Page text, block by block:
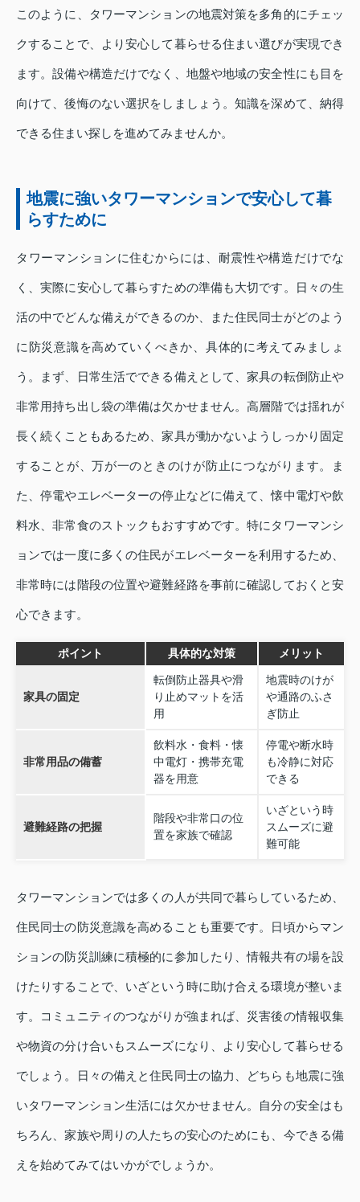
このように、タワーマンションの地震対策を多角的にチェッ
クすることで、より安心して暮らせる住まい選びが実現でき
ます。設備や構造だけでなく、地盤や地域の安全性にも目を
向けて、後悔のない選択をしましょう。知識を深めて、納得
できる住まい探しを進めてみませんか。
地震に強いタワーマンションで安心して暮
らすために
タワーマンションに住むからには、耐震性や構造だけでな
く、実際に安心して暮らすための準備も大切です。日々の生
活の中でどんな備えができるのか、また住民同士がどのよう
に防災意識を高めていくべきか、具体的に考えてみましょ
う。まず、日常生活でできる備えとして、家具の転倒防止や
非常用持ち出し袋の準備は欠かせません。高層階では揺れが
長く続くこともあるため、家具が動かないようしっかり固定
することが、万が一のときのけが防止につながります。ま
た、停電やエレベーターの停止などに備えて、懐中電灯や飲
料水、非常食のストックもおすすめです。特にタワーマンシ
ョンでは一度に多くの住民がエレベーターを利用するため、
非常時には階段の位置や避難経路を事前に確認しておくと安
心できます。
ポイント 具体的な対策 メリット
家具の固定
転倒防止器具や滑
り止めマットを活
用
地震時のけが
や通路のふさ
ぎ防止
非常用品の備蓄
飲料水・食料・懐
中電灯・携帯充電
器を用意
停電や断水時
も冷静に対応
できる
避難経路の把握
階段や非常口の位
置を家族で確認
いざという時
スムーズに避
難可能
タワーマンションでは多くの人が共同で暮らしているため、
住民同士の防災意識を高めることも重要です。日頃からマン
ションの防災訓練に積極的に参加したり、情報共有の場を設
けたりすることで、いざという時に助け合える環境が整いま
す。コミュニティのつながりが強まれば、災害後の情報収集
や物資の分け合いもスムーズになり、より安心して暮らせる
でしょう。日々の備えと住民同士の協力、どちらも地震に強
いタワーマンション生活には欠かせません。自分の安全はも
ちろん、家族や周りの人たちの安心のためにも、今できる備
えを始めてみてはいかがでしょうか。